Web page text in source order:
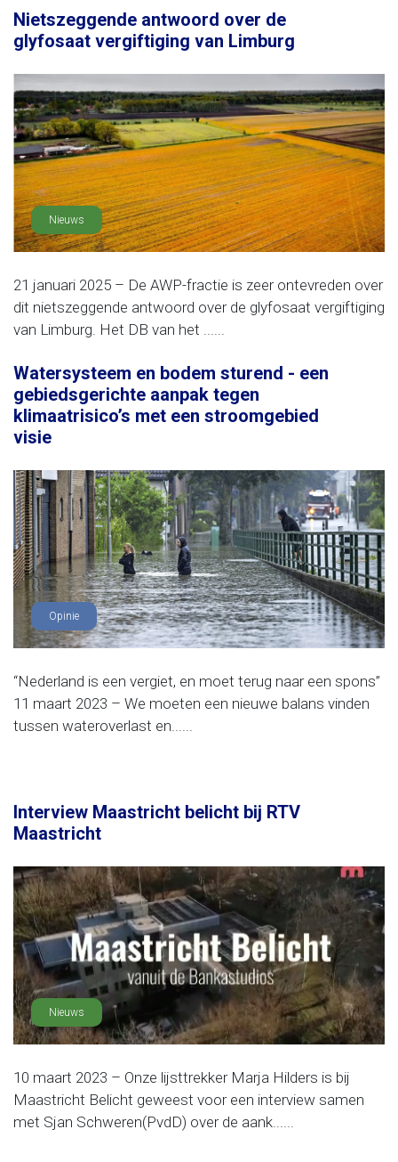
Nietszeggende antwoord over de
glyfosaat vergiftiging van Limburg
Nieuws
21 januari 2025 – De AWP-fractie is zeer ontevreden over
dit nietszeggende antwoord over de glyfosaat vergiftiging
van Limburg. Het DB van het ......
Watersysteem en bodem sturend - een
gebiedsgerichte aanpak tegen
klimaatrisico’s met een stroomgebied
visie
Opinie
“Nederland is een vergiet, en moet terug naar een spons”
11 maart 2023 – We moeten een nieuwe balans vinden
tussen wateroverlast en......
Interview Maastricht belicht bij RTV
Maastricht
Nieuws
10 maart 2023 – Onze lijsttrekker Marja Hilders is bij
Maastricht Belicht geweest voor een interview samen
met Sjan Schweren(PvdD) over de aank......